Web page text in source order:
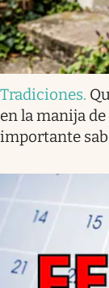
Tradiciones.
en la manija
importante